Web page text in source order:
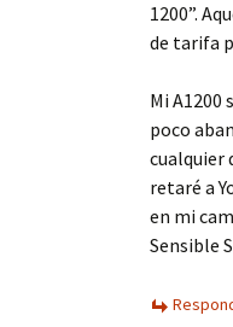
1200”.
de tarifa
Mi A1200
poco
cualquier
retaré a
en mi
Sensible